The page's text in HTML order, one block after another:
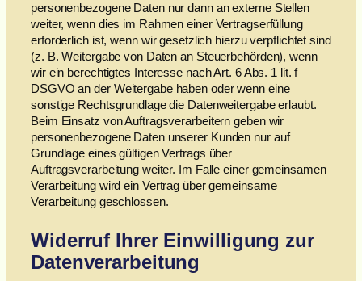
personenbezogene Daten nur dann an externe Stellen
weiter, wenn dies im Rahmen einer Vertragserfüllung
erforderlich ist, wenn wir gesetzlich hierzu verpflichtet sind
(z. B. Weitergabe von Daten an Steuerbehörden), wenn
wir ein berechtigtes Interesse nach Art. 6 Abs. 1 lit. f
DSGVO an der Weitergabe haben oder wenn eine
sonstige Rechtsgrundlage die Datenweitergabe erlaubt.
Beim Einsatz von Auftragsverarbeitern geben wir
personenbezogene Daten unserer Kunden nur auf
Grundlage eines gültigen Vertrags über
Auftragsverarbeitung weiter. Im Falle einer gemeinsamen
Verarbeitung wird ein Vertrag über gemeinsame
Verarbeitung geschlossen.
Widerruf Ihrer Einwilligung zur
Datenverarbeitung